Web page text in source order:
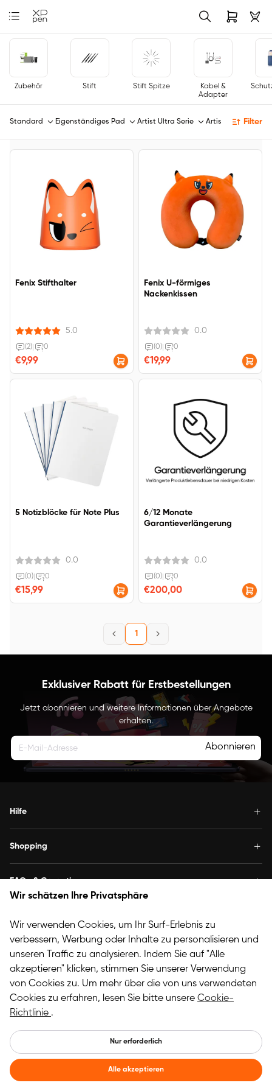
Zubehör Stift Stift Spitze
Kabel &
Adapter
Standard Eigenständiges Pad Artist Ultra Serie Artist Pro Serie
Filter
Fenix Stifthalter
5.0
(2) 0
€9,99
Fenix U-förmiges
Nackenkissen
0.0
(0) 0
€19,99
5 Notizblöcke für Note Plus
0.0
(0) 0
€15,99
6/12 Monate
Garantieverlängerung
0.0
(0) 0
€200,00
1
Exklusiver Rabatt für Erstbestellungen
Jetzt abonnieren und weitere Informationen über Angebote
erhalten.
Abonnieren
Hilfe
Shopping
FAQs & Garantie
Folge Uns
Copyright© 2025 HANVON UGEE (HK) TECHNOLOGY CO.,
LIMITED. Alle Rechte vorbehalten.
Wir schätzen Ihre Privatsphäre
Wir verwenden Cookies, um Ihr Surf-Erlebnis zu
verbessern, Werbung oder Inhalte zu personalisieren und
unseren Traffic zu analysieren. Indem Sie auf "Alle
akzeptieren" klicken, stimmen Sie unserer Verwendung
von Cookies zu. Um mehr über die von uns verwendeten
Cookies zu erfahren, lesen Sie bitte unsere Cookie-
Richtlinie .
Nur erforderlich
Alle akzeptieren